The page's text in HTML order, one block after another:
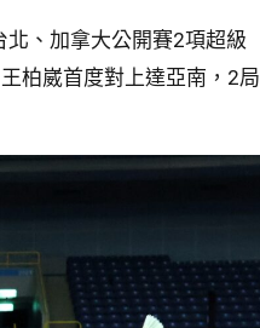
、加拿大公開賽2項超級
柏崴首度對上達亞南，2局